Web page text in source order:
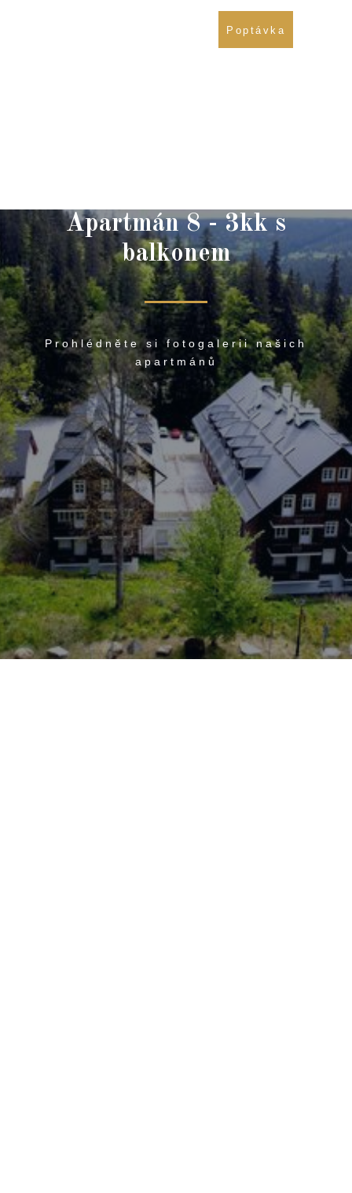
Poptávka
Apartmán 8 - 3kk s
balkonem
Prohlédněte si fotogalerii našich
apartmánů